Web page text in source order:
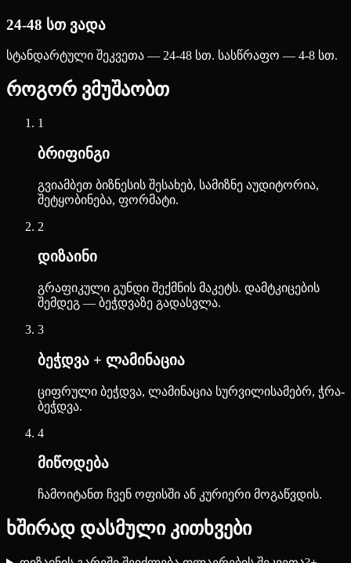
24-48 სთ ვადა
სტანდარტული შეკვეთა — 24-48 სთ. სასწრაფო — 4-8 სთ.
როგორ ვმუშაობთ
1
ბრიფინგი
გვიამბეთ ბიზნესის შესახებ, სამიზნე აუდიტორია,
შეტყობინება, ფორმატი.
2
დიზაინი
გრაფიკული გუნდი შექმნის მაკეტს. დამტკიცების
შემდეგ — ბეჭდვაზე გადასვლა.
3
ბეჭდვა + ლამინაცია
ციფრული ბეჭდვა, ლამინაცია სურვილისამებრ, ჭრა-
ბეჭდვა.
4
მიწოდება
ჩამოიტანთ ჩვენ ოფისში ან კურიერი მოგაწვდის.
ხშირად დასმული კითხვები